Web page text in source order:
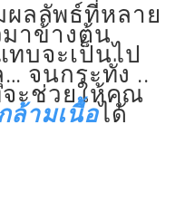
ลัพธ์ที่หลาย
าข้างต้น
บจะเป็นไป
จนกระทั่ง ..
ะช่วยให้คุณ
ล้ามเนื้อได้